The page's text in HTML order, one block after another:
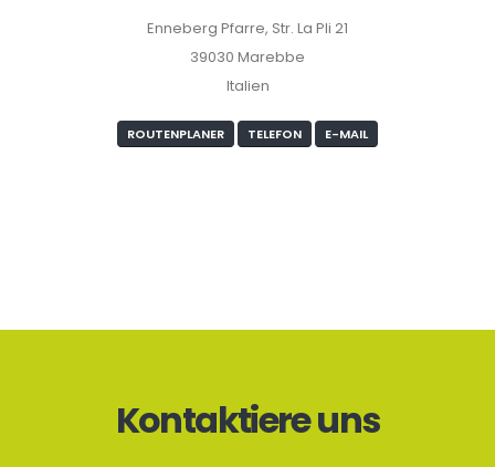
Enneberg Pfarre, Str. La Pli 21
39030 Marebbe
Italien
ROUTENPLANER TELEFON E-MAIL
Kontaktiere uns